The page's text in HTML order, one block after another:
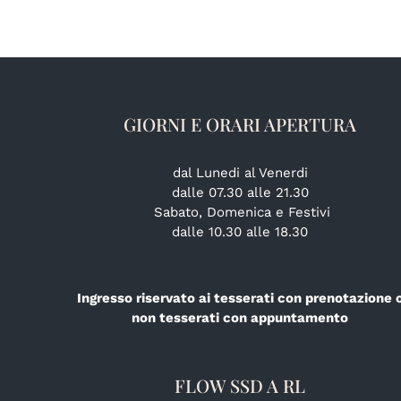
GIORNI E ORARI APERTURA
dal Lunedi al Venerdi
dalle 07.30 alle 21.30
Sabato, Domenica e Festivi
dalle 10.30 alle 18.30
Ingresso riservato ai tesserati con prenotazione
non tesserati con appuntamento
FLOW SSD A RL